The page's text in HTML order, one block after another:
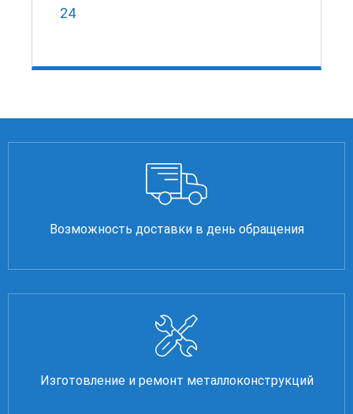
24
Возможность доставки в день обращения
Изготовление и ремонт металлоконструкций